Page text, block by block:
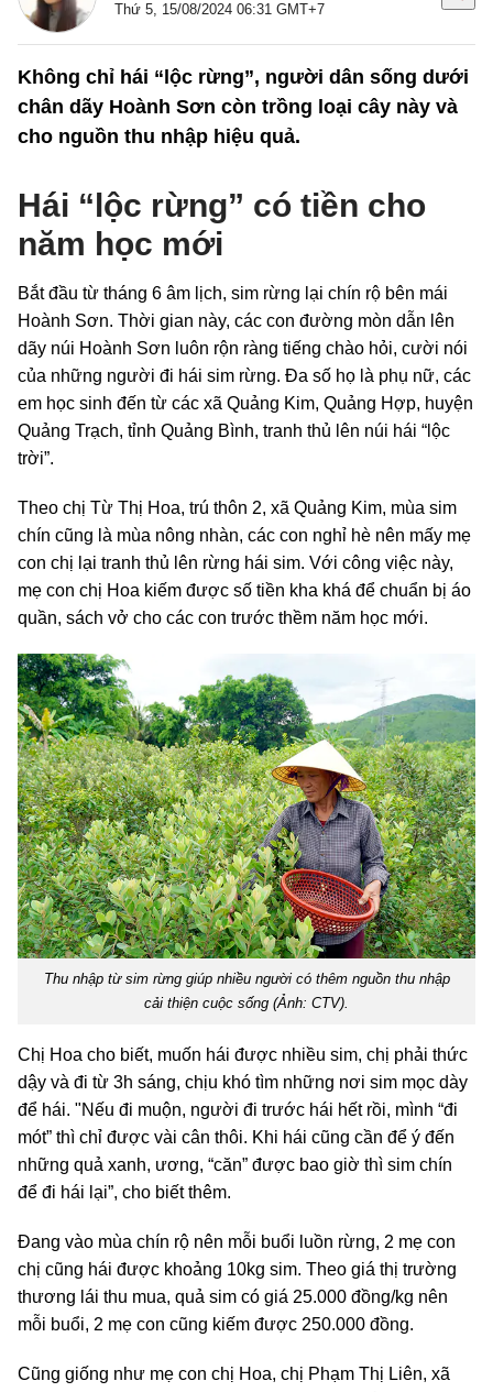
Thứ 5, 15/08/2024 06:31 GMT+7
Không chỉ hái “lộc rừng”, người dân sống dưới
chân dãy Hoành Sơn còn trồng loại cây này và
cho nguồn thu nhập hiệu quả.
Hái “lộc rừng” có tiền cho
năm học mới
Bắt đầu từ tháng 6 âm lịch, sim rừng lại chín rộ bên mái
Hoành Sơn. Thời gian này, các con đường mòn dẫn lên
dãy núi Hoành Sơn luôn rộn ràng tiếng chào hỏi, cười nói
của những người đi hái sim rừng. Đa số họ là phụ nữ, các
em học sinh đến từ các xã Quảng Kim, Quảng Hợp, huyện
Quảng Trạch, tỉnh Quảng Bình, tranh thủ lên núi hái “lộc
trời”.
Theo chị Từ Thị Hoa, trú thôn 2, xã Quảng Kim, mùa sim
chín cũng là mùa nông nhàn, các con nghỉ hè nên mấy mẹ
con chị lại tranh thủ lên rừng hái sim. Với công việc này,
mẹ con chị Hoa kiếm được số tiền kha khá để chuẩn bị áo
quần, sách vở cho các con trước thềm năm học mới.
Thu nhập từ sim rừng giúp nhiều người có thêm nguồn thu nhập
cải thiện cuộc sống (Ảnh: CTV).
Chị Hoa cho biết, muốn hái được nhiều sim, chị phải thức
dậy và đi từ 3h sáng, chịu khó tìm những nơi sim mọc dày
để hái. "Nếu đi muộn, người đi trước hái hết rồi, mình “đi
mót” thì chỉ được vài cân thôi. Khi hái cũng cần để ý đến
những quả xanh, ương, “căn” được bao giờ thì sim chín
để đi hái lại”, cho biết thêm.
Đang vào mùa chín rộ nên mỗi buổi luồn rừng, 2 mẹ con
chị cũng hái được khoảng 10kg sim. Theo giá thị trường
thương lái thu mua, quả sim có giá 25.000 đồng/kg nên
mỗi buổi, 2 mẹ con cũng kiếm được 250.000 đồng.
Cũng giống như mẹ con chị Hoa, chị Phạm Thị Liên, xã